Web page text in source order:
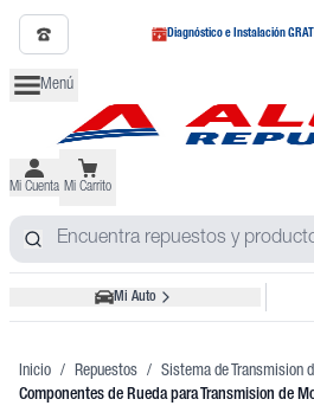
Diagnóstico e Instalación
Menú
Mi Cuenta Mi Carrito
Mi Auto
Inicio / Repuestos / Sistema de Transmision
Componentes de Rueda para Transmision de